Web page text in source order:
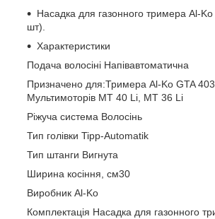
Насадка для газонного тримера Al-
шт).
Характеристики
Подача волосіні Напівавтоматична
Призначено для:Тримера Al-Ko GTA
Мультимоторів MT 40 Li, MT 36 Li
Ріжуча система Волосінь
Тип голівки Tipp-Automatik
Тип штанги Вигнута
Ширина косіння, см30
Виробник Al-Ko
Комплектація Насадка для газонного